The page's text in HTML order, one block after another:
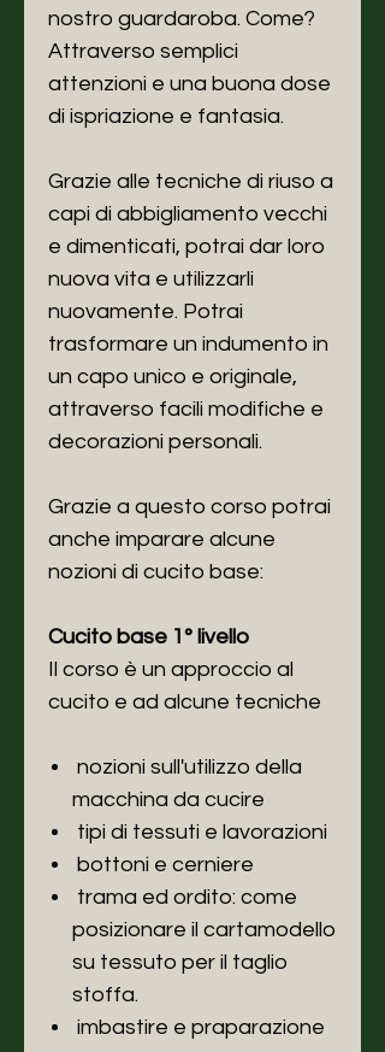
nostro guardaroba. Come?
Attraverso semplici
attenzioni e una buona dose
di ispriazione e fantasia.
Grazie alle tecniche di riuso a
capi di abbigliamento vecchi
e dimenticati, potrai dar loro
nuova vita e utilizzarli
nuovamente. Potrai
trasformare un indumento in
un capo unico e originale,
attraverso facili modifiche e
decorazioni personali.
Grazie a questo corso potrai
anche imparare alcune
nozioni di cucito base:
Cucito base 1° livello
Il corso è un approccio al
cucito e ad alcune tecniche
nozioni sull'utilizzo della
macchina da cucire
tipi di tessuti e lavorazioni
bottoni e cerniere
trama ed ordito: come
posizionare il cartamodello
su tessuto per il taglio
stoffa.
imbastire e praparazione